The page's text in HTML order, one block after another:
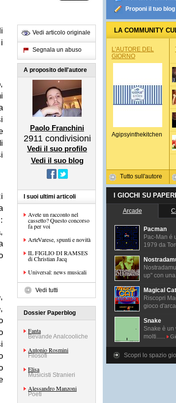
Vedi articolo originale
Segnala un abuso
A proposito dell'autore
Paolo Franchini
2911 condivisioni
Vedi il suo profilo
Vedi il suo blog
I suoi ultimi articoli
Avete un racconto nel
cassetto? Questo concorso
fa per voi
ArteVarese, spunti e novità
IL FIGLIO DI RAMSES
di Christian Jacq
Universal: news musicali
Vedi tutti
Dossier Paperblog
Fanta
Bevande Analcooliche
Antonio Rosmini
Filosofi
Elisa
Musicisti Stranieri
Alessandro Manzoni
Poeti
Proponi il tuo blog
LA COMMUNITY
L'AUTORE DEL
GIORNO
Agipsyinthekitchen
Tutto sull'autore
I GIOCHI SU
Arcade
Pacman
Pac-Man é
1979 da
up" con
Magical
Riscopri
gioco
Snake
Snake è
molti......
Scopri lo spazio